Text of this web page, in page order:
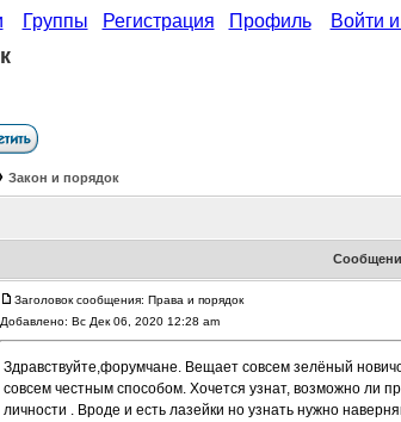
Группы Регистрация Профиль Войти
Закон и порядок
Заголовок сообщения: Права и порядок
Добавлено: Вс Дек 06, 2020 12:28 am
Здравствуйте,форумчане. Вещает совсем зелёный
совсем честным способом. Хочется узнат, возможно ли
личности . Вроде и есть лазейки но узнать нужно